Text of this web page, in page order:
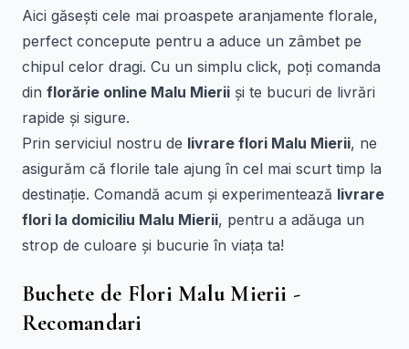
Aici găsești cele mai proaspete aranjamente florale,
perfect concepute pentru a aduce un zâmbet pe
chipul celor dragi. Cu un simplu click, poți comanda
din florărie online Malu Mierii și te bucuri de livrări
rapide și sigure.
Prin serviciul nostru de livrare flori Malu Mierii, ne
asigurăm că florile tale ajung în cel mai scurt timp la
destinație. Comandă acum și experimentează livrare
flori la domiciliu Malu Mierii, pentru a adăuga un
strop de culoare și bucurie în viața ta!
Buchete de Flori Malu Mierii -
Recomandari